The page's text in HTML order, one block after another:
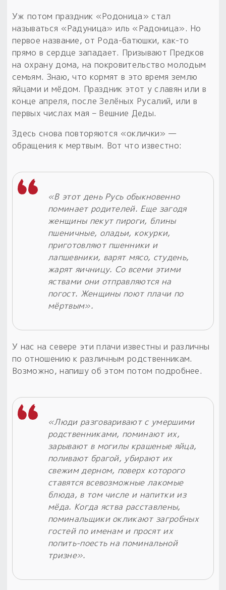
Уж потом праздник «Родоница» стал
называться «Радуница» иль «Радоница». Но
первое название, от Рода-батюшки, как-то
прямо в сердце западает. Призывают Предков
на охрану дома, на покровительство молодым
семьям. Знаю, что кормят в это время землю
яйцами и мёдом. Праздник этот у славян или в
конце апреля, после Зелёных Русалий, или в
первых числах мая – Вешние Деды.
Здесь снова повторяются «оклички» —
обращения к мертвым. Вот что известно:
«В этот день Русь обыкновенно
поминает родителей. Еще загодя
женщины пекут пироги, блины
пшеничные, оладьи, кокурки,
приготовляют пшенники и
лапшевники, варят мясо, студень,
жарят яичницу. Со всеми этими
яствами они отправляются на
погост. Женщины поют плачи по
мёртвым».
У нас на севере эти плачи известны и различны
по отношению к различным родственникам.
Возможно, напишу об этом потом подробнее.
«Люди разговаривают с умершими
родственниками, поминают их,
зарывают в могилы крашеные яйца,
поливают брагой, убирают их
свежим дерном, поверх которого
ставятся всевозможные лакомые
блюда, в том числе и напитки из
мёда. Когда яства расставлены,
поминальщики окликают загробных
гостей по именам и просят их
попить-поесть на поминальной
тризне».